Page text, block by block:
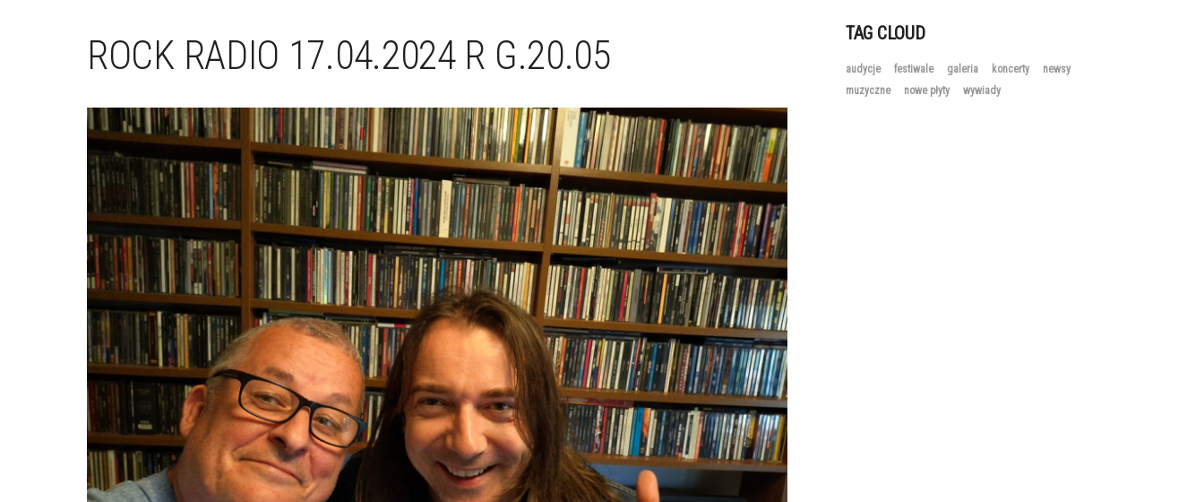
ROCK RADIO 17.04.2024 R G.20.05 TAG CLOUD
audycje festiwale galeria koncerty
newsy
muzyczne
nowe płyty wywiady